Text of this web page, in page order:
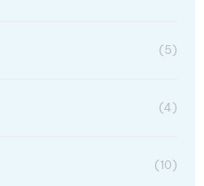
(5)
(4)
(10)